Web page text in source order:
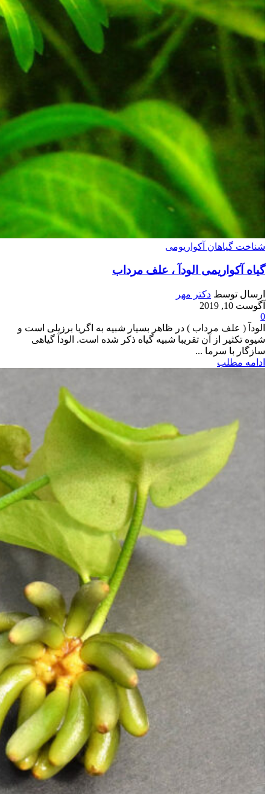
شناخت گیاهان آکواریومی
گیاه آکواریمی الودآ ، علف مرداب
ارسال توسط دکتر مهر
آگوست 10, 2019
0
الودآ ( علف مرداب ) در ظاهر بسیار شبیه به اگریا برزیلی است و
شیوه تکثیر از آن تقریبا شبیه گیاه ذکر شده است. الودآ گیاهی
سازگار با سرما ...
ادامه مطلب